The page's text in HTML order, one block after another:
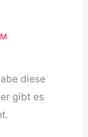
diese
gibt es